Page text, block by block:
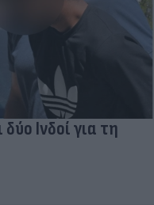
Ινδοί για τη